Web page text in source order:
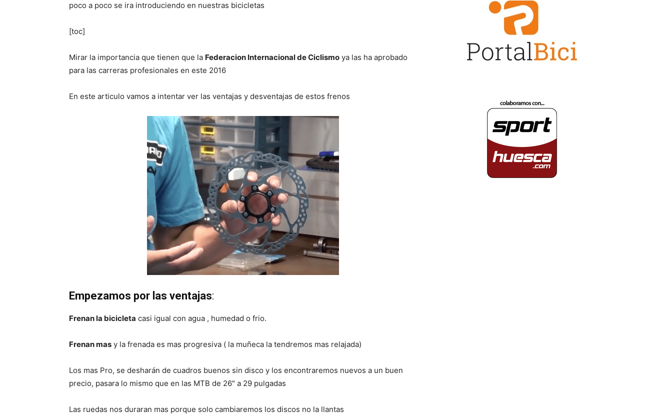
poco a poco se ira introduciendo en nuestras bicicletas
[toc]
Mirar la importancia que tienen que la Federacion Internacional de Ciclismo ya las ha aprobado
para las carreras profesionales en este 2016
En este articulo vamos a intentar ver las ventajas y desventajas de estos frenos
Empezamos por las ventajas:
Frenan la bicicleta casi igual con agua , humedad o frio.
Frenan mas y la frenada es mas progresiva ( la muñeca la tendremos mas relajada)
Los mas Pro, se desharán de cuadros buenos sin disco y los encontraremos nuevos a un buen
precio, pasara lo mismo que en las MTB de 26″ a 29 pulgadas
Las ruedas nos duraran mas porque solo cambiaremos los discos no la llantas